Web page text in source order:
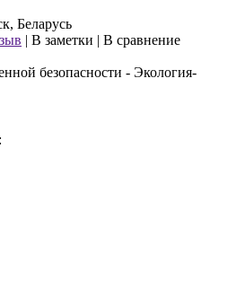
Беларусь
| В заметки | В сравнение